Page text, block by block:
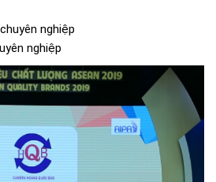
nghiệp
nghiệp